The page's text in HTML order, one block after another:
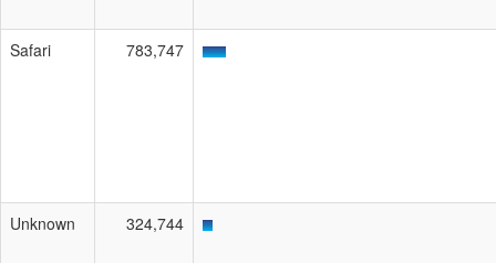
Safari 783,747
Unknown 324,744